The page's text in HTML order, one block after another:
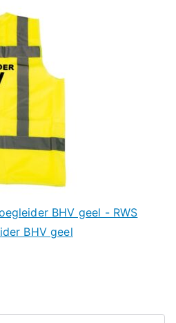
BHV geel - RWS
BHV geel